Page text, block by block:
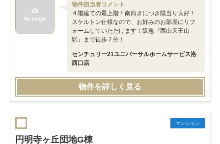
物件担当者コメント
４階建ての最上階！南向きにつき陽当り良好！
スケルトン仕様なので、お好みのお部屋にリフ
ォームしていただけます！阪急『西山天王山
駅』まで徒歩７分！
センチュリー21ユニバーサルホームサービス洛
西口店
物件を詳しく見る
マンション
円明寺ヶ丘団地G棟